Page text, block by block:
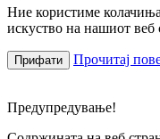
Ние користиме
искуство на нашиот веб
Прифати Прочитај
Предупредување!